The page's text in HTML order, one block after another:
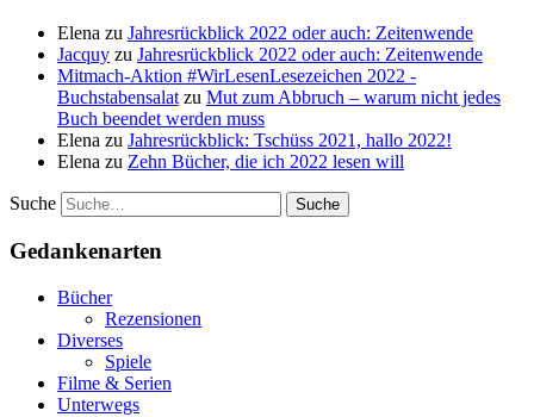
Elena zu Jahresrückblick 2022 oder auch: Zeitenwende
Jacquy zu Jahresrückblick 2022 oder auch: Zeitenwende
Mitmach-Aktion #WirLesenLesezeichen 2022 -
Buchstabensalat zu Mut zum Abbruch – warum nicht jedes
Buch beendet werden muss
Elena zu Jahresrückblick: Tschüss 2021, hallo 2022!
Elena zu Zehn Bücher, die ich 2022 lesen will
Suche
Gedankenarten
Bücher
Rezensionen
Diverses
Spiele
Filme & Serien
Unterwegs